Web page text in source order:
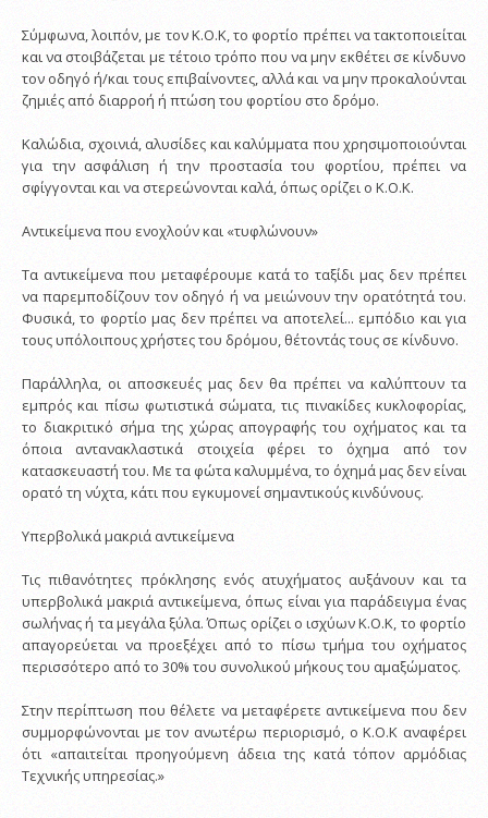
Σύμφωνα, λοιπόν, με τον Κ.Ο.Κ, το φορτίο πρέπει να τακτοποιείται
και να στοιβάζεται με τέτοιο τρόπο που να μην εκθέτει σε κίνδυνο
τον οδηγό ή/και τους επιβαίνοντες, αλλά και να μην προκαλούνται
ζημιές από διαρροή ή πτώση του φορτίου στο δρόμο.
Καλώδια, σχοινιά, αλυσίδες και καλύμματα που χρησιμοποιούνται
για την ασφάλιση ή την προστασία του φορτίου, πρέπει να
σφίγγονται και να στερεώνονται καλά, όπως ορίζει ο Κ.Ο.Κ.
Αντικείμενα που ενοχλούν και «τυφλώνουν»
Τα αντικείμενα που μεταφέρουμε κατά το ταξίδι μας δεν πρέπει
να παρεμποδίζουν τον οδηγό ή να μειώνουν την ορατότητά του.
Φυσικά, το φορτίο μας δεν πρέπει να αποτελεί... εμπόδιο και για
τους υπόλοιπους χρήστες του δρόμου, θέτοντάς τους σε κίνδυνο.
Παράλληλα, οι αποσκευές μας δεν θα πρέπει να καλύπτουν τα
εμπρός και πίσω φωτιστικά σώματα, τις πινακίδες κυκλοφορίας,
το διακριτικό σήμα της χώρας απογραφής του οχήματος και τα
όποια αντανακλαστικά στοιχεία φέρει το όχημα από τον
κατασκευαστή του. Με τα φώτα καλυμμένα, το όχημά μας δεν είναι
ορατό τη νύχτα, κάτι που εγκυμονεί σημαντικούς κινδύνους.
Υπερβολικά μακριά αντικείμενα
Τις πιθανότητες πρόκλησης ενός ατυχήματος αυξάνουν και τα
υπερβολικά μακριά αντικείμενα, όπως είναι για παράδειγμα ένας
σωλήνας ή τα μεγάλα ξύλα. Όπως ορίζει ο ισχύων Κ.Ο.Κ, το φορτίο
απαγορεύεται να προεξέχει από το πίσω τμήμα του οχήματος
περισσότερο από το 30% του συνολικού μήκους του αμαξώματος.
Στην περίπτωση που θέλετε να μεταφέρετε αντικείμενα που δεν
συμμορφώνονται με τον ανωτέρω περιορισμό, ο Κ.Ο.Κ αναφέρει
ότι «απαιτείται προηγούμενη άδεια της κατά τόπον αρμόδιας
Τεχνικής υπηρεσίας.»